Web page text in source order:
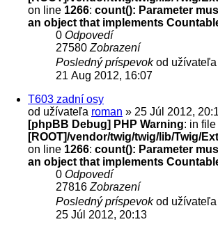
on line 1266: count(): Parameter
an object that implements
0 Odpovedí
27580 Zobrazení
Posledný príspevokod užívateľa
21 Aug 2012, 16:07
T603 zadní osy
od užívateľa roman » 25 Júl 2012,
[phpBB Debug] PHP Warning: in file
[ROOT]/vendor/twig/twig/lib/Twig/
on line 1266: count(): Parameter
an object that implements
0 Odpovedí
27816 Zobrazení
Posledný príspevokod užívateľa
25 Júl 2012, 20:13